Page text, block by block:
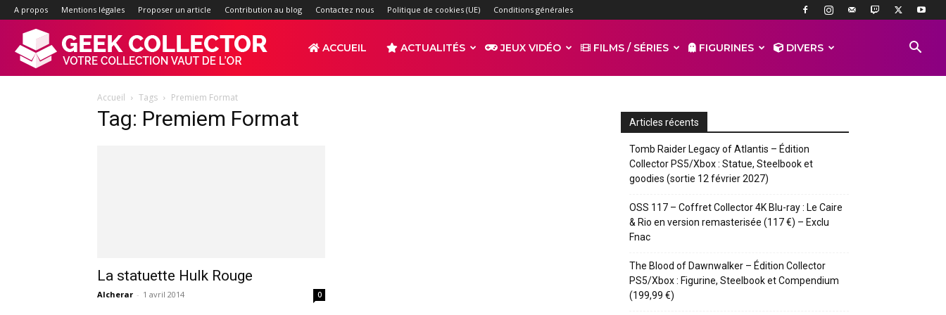
A propos Mentions légales Proposer un article Contribution au blog Contactez nous Politique de cookies (UE) Conditions générales
ACCUEIL ACTUALITÉS JEUX VIDÉO FILMS / SÉRIES FIGURINES DIVERS
Accueil Tags Premiem Format
Tag: Premiem Format
La statuette Hulk Rouge
Alcherar - 1 avril 2014 0
Articles récents
Tomb Raider Legacy of Atlantis – Édition
Collector PS5/Xbox : Statue, Steelbook et
goodies (sortie 12 février 2027)
OSS 117 – Coffret Collector 4K Blu-ray : Le Caire
& Rio en version remasterisée (117 €) – Exclu
Fnac
The Blood of Dawnwalker – Édition Collector
PS5/Xbox : Figurine, Steelbook et Compendium
(199,99 €)